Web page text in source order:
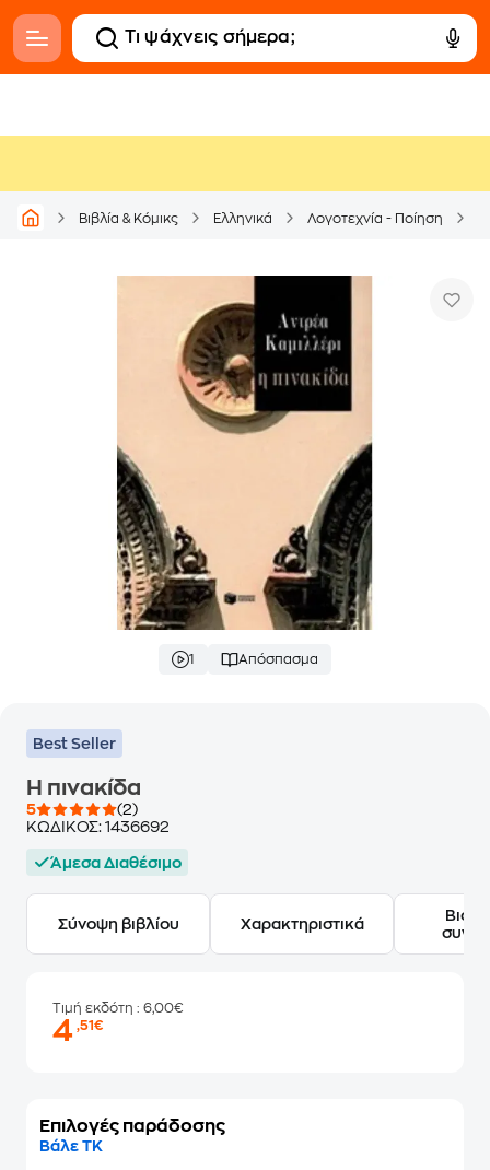
Βιβλία & Κόμικς Ελληνικά Λογοτεχνία - Ποίηση
1 Απόσπασμα
Best Seller
Η πινακίδα
5
(2)
ΚΩΔΙΚΟΣ: 1436692
Άμεσα Διαθέσιμο
Σύνοψη βιβλίου Χαρακτηριστικά
Τιμή εκδότη : 6,00€
4,51€
Επιλογές παράδοσης
Βάλε ΤΚ